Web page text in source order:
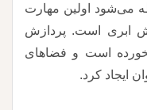
می‌شود اولین مهارت
پردازش ابری است. پردازش
است و فضاهای
ایجاد کرد.